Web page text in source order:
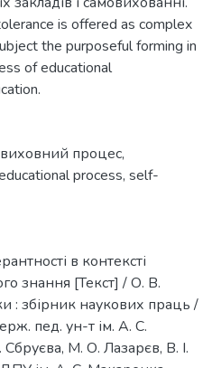
is offered as complex
the purposeful forming in
of educational
процес,
process, self-
в контексті
знання [Текст] / О. В.
: збірник наукових праць /
пед. ун-т ім. А. С.
М. О. Лазарєв, В. І.